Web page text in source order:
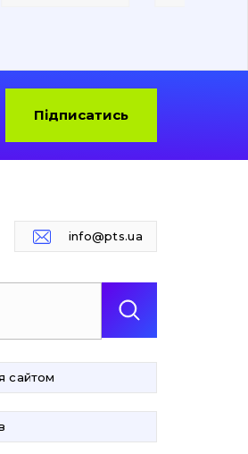
Підписатись
info@pts.ua
сайтом